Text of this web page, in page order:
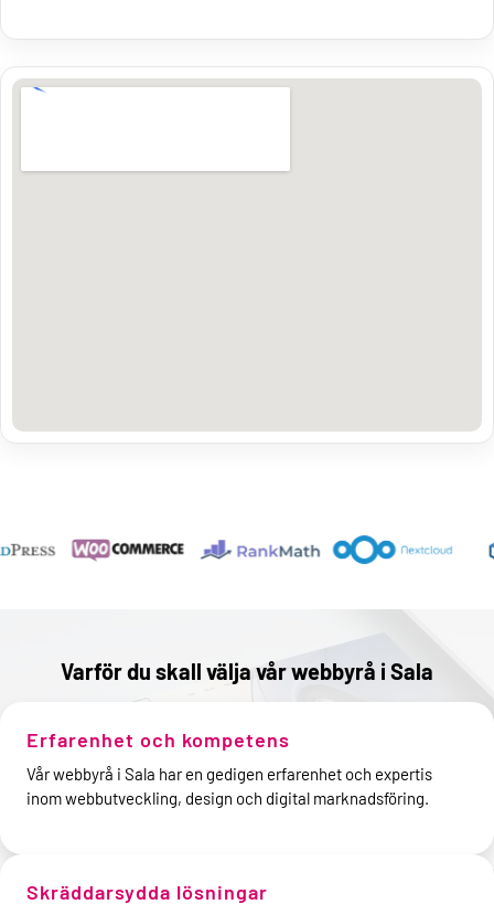
Varför du skall välja vår webbyrå i Sala
Erfarenhet och kompetens
Vår webbyrå i Sala har en gedigen erfarenhet och expertis
inom webbutveckling, design och digital marknadsföring.
Skräddarsydda lösningar